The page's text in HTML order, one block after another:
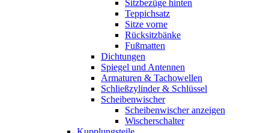
Sitzbezüge hinten
Teppichsatz
Sitze vorne
Rücksitzbänke
Fußmatten
Dichtungen
Spiegel und Antennen
Armaturen & Tachowellen
Schließzylinder & Schlüssel
Scheibenwischer
Scheibenwischer anzeigen
Wischerschalter